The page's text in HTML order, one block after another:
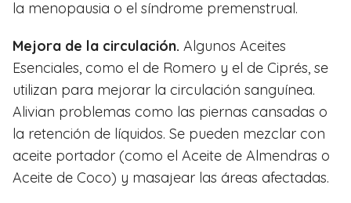
la menopausia o el síndrome premenstrual.
Mejora de la circulación. Algunos Aceites
Esenciales, como el de Romero y el de Ciprés, se
utilizan para mejorar la circulación sanguínea.
Alivian problemas como las piernas cansadas o
la retención de líquidos. Se pueden mezclar con
aceite portador (como el Aceite de Almendras o
Aceite de Coco) y masajear las áreas afectadas.